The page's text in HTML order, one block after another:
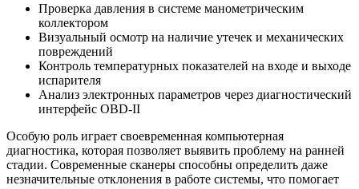
Проверка давления в системе манометрическим
коллектором
Визуальный осмотр на наличие утечек и механических
повреждений
Контроль температурных показателей на входе и выходе
испарителя
Анализ электронных параметров через диагностический
интерфейс OBD-II
Особую роль играет своевременная компьютерная
диагностика, которая позволяет выявить проблему на ранней
стадии. Современные сканеры способны определить даже
незначительные отклонения в работе системы, что помогает